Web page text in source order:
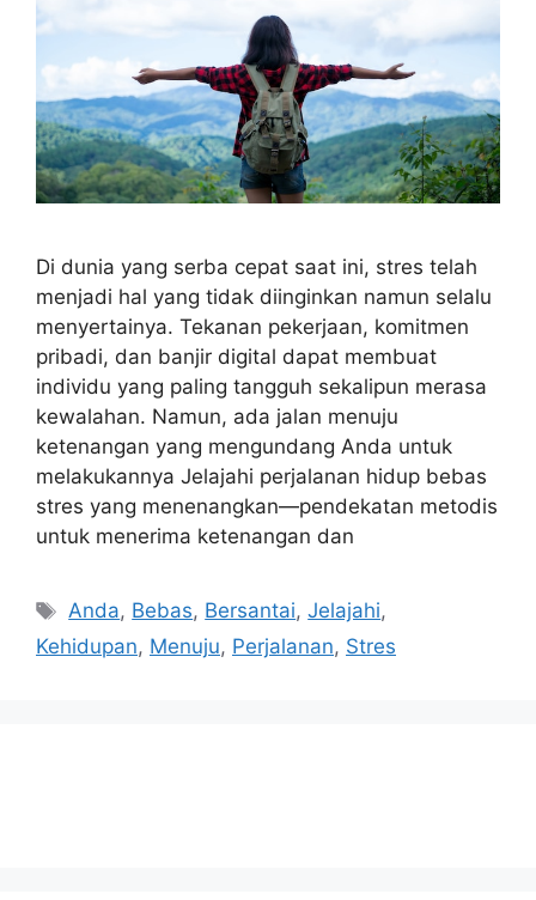
Di dunia yang serba cepat saat ini, stres telah
menjadi hal yang tidak diinginkan namun selalu
menyertainya. Tekanan pekerjaan, komitmen
pribadi, dan banjir digital dapat membuat
individu yang paling tangguh sekalipun merasa
kewalahan. Namun, ada jalan menuju
ketenangan yang mengundang Anda untuk
melakukannya Jelajahi perjalanan hidup bebas
stres yang menenangkan—pendekatan metodis
untuk menerima ketenangan dan
Tags
Anda, Bebas, Bersantai,Jelajahi,
Kehidupan, Menuju, Perjalanan, Stres